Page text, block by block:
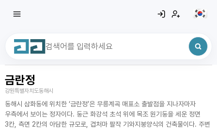
최근 검색어
금란정
강원특별자치도동해시
동해시 삼화동에 위치한 ‘금란정’은 무릉계곡 매표소 출발점을 지나자마자
우측에서 보이는 정자이다. 둥근 화강석 초석 위에 목조 원기둥을 세운 정면
3칸, 측면 2칸의 아담한 규모로, 겹처마 팔작 기와지붕양식의 건축물이다. 주변